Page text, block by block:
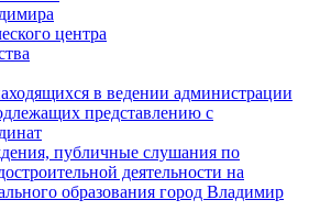
центра
в ведении администрации
представлению с
публичные слушания по
деятельности на
образования город Владимир